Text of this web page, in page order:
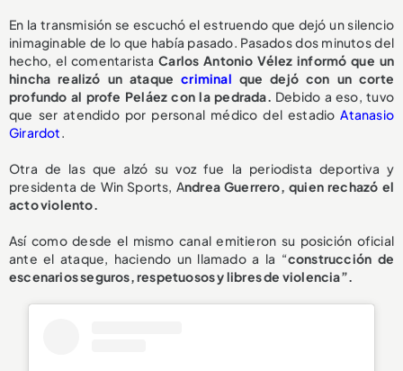
En la transmisión se escuchó el estruendo que dejó un silencio
inimaginable de lo que había pasado. Pasados dos minutos del
hecho, el comentaristaCarlos Antonio Vélez informó que un
hincha realizó un ataquecriminal que dejó con un corte
profundo al profe Peláez con la pedrada. Debido a eso, tuvo
que ser atendido por personal médico del estadioAtanasio
Girardot.
Otra de las que alzó su voz fue la periodista deportiva y
presidenta de Win Sports, Andrea Guerrero, quien rechazó el
acto violento.
Así como desde el mismo canal emitieron su posición oficial
ante el ataque, haciendo un llamado a la “construcción de
escenarios seguros, respetuosos y libres de violencia”.